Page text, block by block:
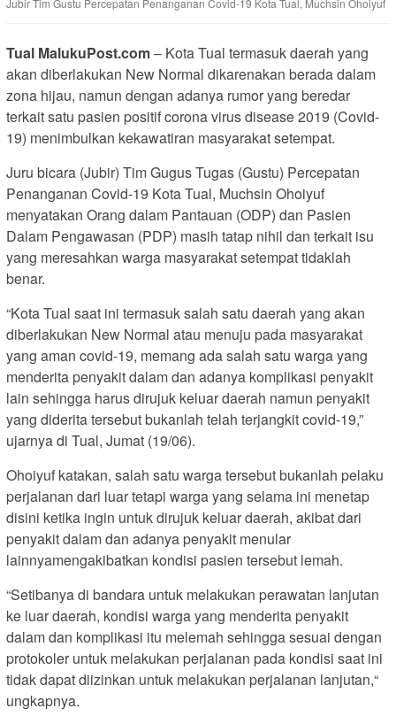
Jubir Tim Gustu Percepatan Penanganan Covid-19 Kota Tual, Muchsin Ohoiyuf
Tual MalukuPost.com– Kota Tual termasuk daerah yang
akan diberlakukan New Normal dikarenakan berada dalam
zona hijau, namun dengan adanya rumor yang beredar
terkait satu pasien positif corona virus disease 2019 (Covid-
19) menimbulkan kekawatiran masyarakat setempat.
Juru bicara (Jubir) Tim Gugus Tugas (Gustu) Percepatan
Penanganan Covid-19 Kota Tual, Muchsin Ohoiyuf
menyatakan Orang dalam Pantauan (ODP) dan Pasien
Dalam Pengawasan (PDP) masih tatap nihil dan terkait isu
yang meresahkan warga masyarakat setempat tidaklah
benar.
“Kota Tual saat ini termasuk salah satu daerah yang akan
diberlakukan New Normal atau menuju pada masyarakat
yang aman covid-19, memang ada salah satu warga yang
menderita penyakit dalam dan adanya komplikasi penyakit
lain sehingga harus dirujuk keluar daerah namun penyakit
yang diderita tersebut bukanlah telah terjangkit covid-19,”
ujarnya di Tual, Jumat (19/06).
Ohoiyuf katakan, salah satu warga tersebut bukanlah pelaku
perjalanan dari luar tetapi warga yang selama ini menetap
disini ketika ingin untuk dirujuk keluar daerah, akibat dari
penyakit dalam dan adanya penyakit menular
lainnyamengakibatkan kondisi pasien tersebut lemah.
“Setibanya di bandara untuk melakukan perawatan lanjutan
ke luar daerah, kondisi warga yang menderita penyakit
dalam dan komplikasi itu melemah sehingga sesuai dengan
protokoler untuk melakukan perjalanan pada kondisi saat ini
tidak dapat diizinkan untuk melakukan perjalanan lanjutan,“
ungkapnya.